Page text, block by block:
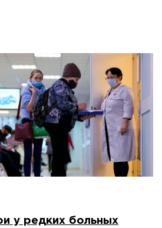
у редких больных